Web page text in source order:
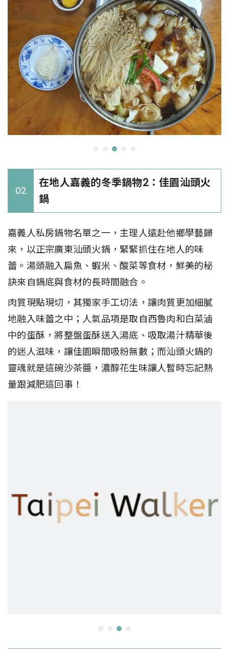
02
在地人嘉義的冬季鍋物2：佳園汕頭火
鍋
嘉義人私房鍋物名單之一，主理人遠赴他鄉學藝歸
來，以正宗廣東汕頭火鍋，緊緊抓住在地人的味
蕾。湯頭融入扁魚、蝦米、酸菜等食材，鮮美的秘
訣來自鍋底與食材的長時間融合。
肉質現點現切，其獨家手工切法，讓肉質更加細膩
地融入味蕾之中；人氣品項是取自西魯肉和白菜滷
中的蛋酥，將整盤蛋酥送入湯底、吸取湯汁精華後
的迷人滋味，讓佳園瞬間吸粉無數；而汕頭火鍋的
靈魂就是這碗沙茶醬，濃醇花生味讓人暫時忘記熱
量跟減肥這回事！